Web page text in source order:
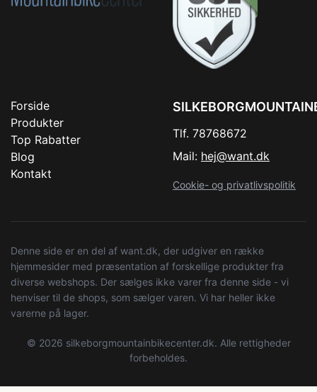
Forside
Produkter
Top Rabatter
Blog
Kontakt
Tlf. 78768672
Mail: hej@want.dk
Cookie- og privatlivspolitik
Denne side er en del af want.dk, der udgiver en række
hjemmesider med præsentation af forskellige produkter fra
diverse webshops. Der sælges ikke varer fra denne side - vi
henviser til de shops, som sælger varen. Vi har heller ikke
varerne på lager.
© 2026 silkeborgmountainbikecenter.dk. Alle rettigheder
forbeholdes.